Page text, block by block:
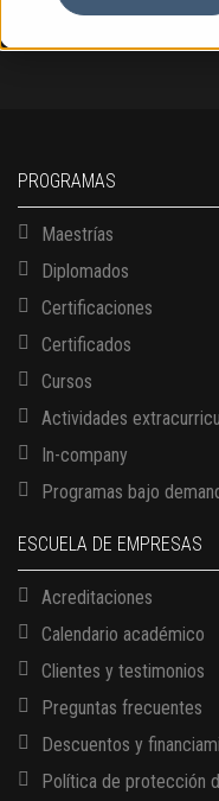
PROGRAMAS
Maestrías
Diplomados
Certificaciones
Certificados
Cursos
Actividades
In-company
Programas bajo
ESCUELA DE EMPRESAS
Acreditaciones
Calendario académico
Clientes y testimonios
Preguntas frecuentes
Descuentos y
Política de protección